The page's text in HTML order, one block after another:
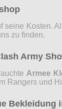
seine Kosten.
zu finden.
Army
Armee
Rangers und
Bekleidung